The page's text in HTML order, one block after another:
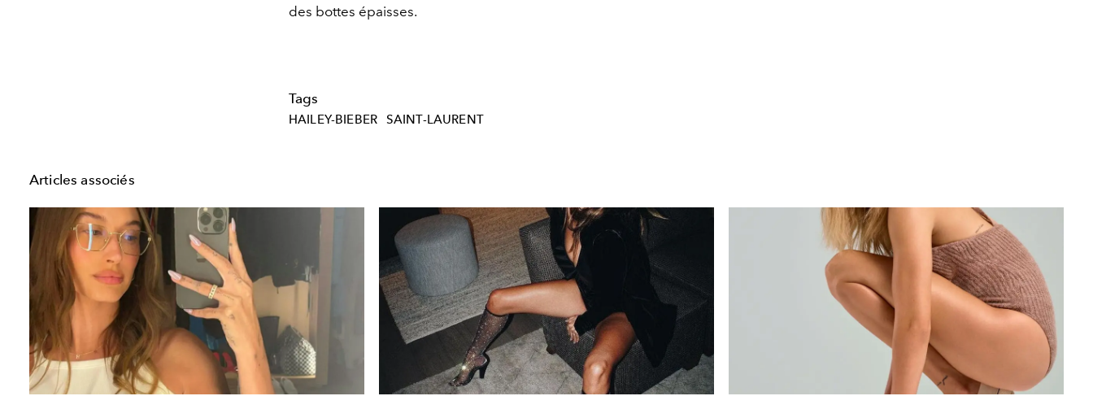
des bottes épaisses.
Tags
HAILEY-BIEBER SAINT-LAURENT
Articles associés